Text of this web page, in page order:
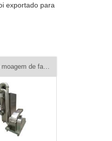
exportado para
Máquina de moagem de mandioca (máquina de moagem de farinha de mandioca)